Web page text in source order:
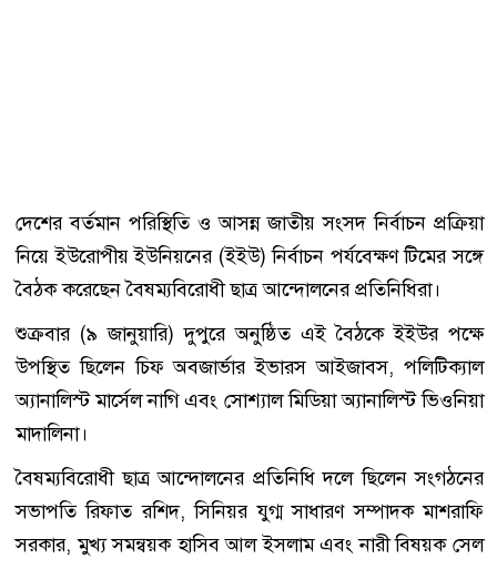
দেশের বর্তমান পরিস্থিতি ও আসন্ন জাতীয় সংসদ নির্বাচন প্রক্রিয়া
নিয়ে ইউরোপীয় ইউনিয়নের (ইইউ) নির্বাচন পর্যবেক্ষণ টিমের সঙ্গে
বৈঠক করেছেন বৈষম্যবিরোধী ছাত্র আন্দোলনের প্রতিনিধিরা।
শুক্রবার (৯ জানুয়ারি) দুপুরে অনুষ্ঠিত এই বৈঠকে ইইউর পক্ষে
উপস্থিত ছিলেন চিফ অবজার্ভার ইভারস আইজাবস, পলিটিক্যাল
অ্যানালিস্ট মার্সেল নাগি এবং সোশ্যাল মিডিয়া অ্যানালিস্ট ভিওনিয়া
মাদালিনা।
বৈষম্যবিরোধী ছাত্র আন্দোলনের প্রতিনিধি দলে ছিলেন সংগঠনের
সভাপতি রিফাত রশিদ, সিনিয়র যুগ্ম সাধারণ সম্পাদক মাশরাফি
সরকার, মুখ্য সমন্বয়ক হাসিব আল ইসলাম এবং নারী বিষয়ক সেল